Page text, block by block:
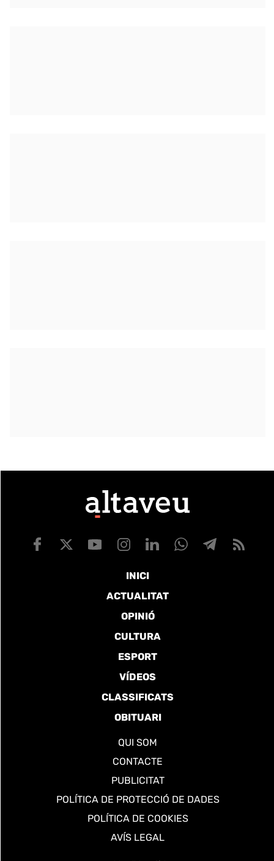
INICI
ACTUALITAT
OPINIÓ
CULTURA
ESPORT
VÍDEOS
CLASSIFICATS
OBITUARI
QUI SOM
CONTACTE
PUBLICITAT
POLÍTICA DE PROTECCIÓ DE DADES
POLÍTICA DE COOKIES
AVÍS LEGAL